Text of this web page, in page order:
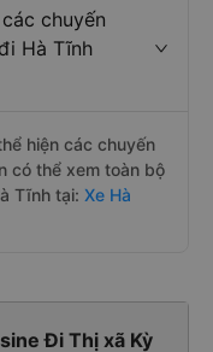
chuyến
Hà Tĩnh
hiện các chuyến
có thể xem toàn bộ
Tĩnh tại: Xe Hà
Đi Thị xã Kỳ